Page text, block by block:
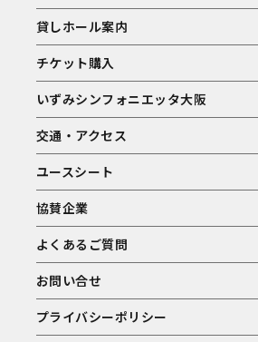
貸しホール案内
チケット購入
いずみシンフォニエッタ大阪
交通・アクセス
ユースシート
協賛企業
よくあるご質問
お問い合せ
プライバシーポリシー